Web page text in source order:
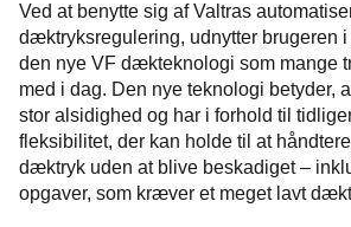
Ved at benytte sig af Valtras
dæktryksregulering, udnytter brugeren
den nye VF dækteknologi som mange
med i dag. Den nye teknologi betyder,
stor alsidighed og har i forhold til
fleksibilitet, der kan holde til at
dæktryk uden at blive beskadiget –
opgaver, som kræver et meget lavt